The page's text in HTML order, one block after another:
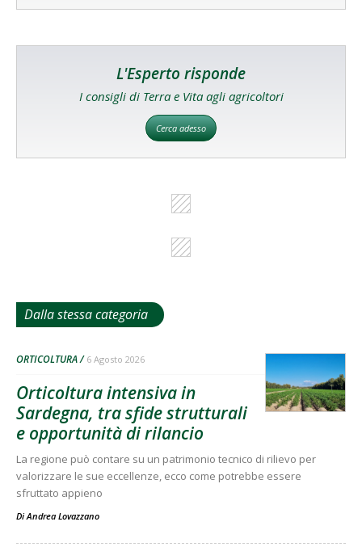
L'Esperto risponde
I consigli di Terra e Vita agli agricoltori
Cerca adesso
Dalla stessa categoria
ORTICOLTURA 6 Agosto 2026
Orticoltura intensiva in
Sardegna, tra sfide strutturali
e opportunità di rilancio
La regione può contare su un patrimonio tecnico di rilievo per
valorizzare le sue eccellenze, ecco come potrebbe essere
sfruttato appieno
DiAndrea Lovazzano